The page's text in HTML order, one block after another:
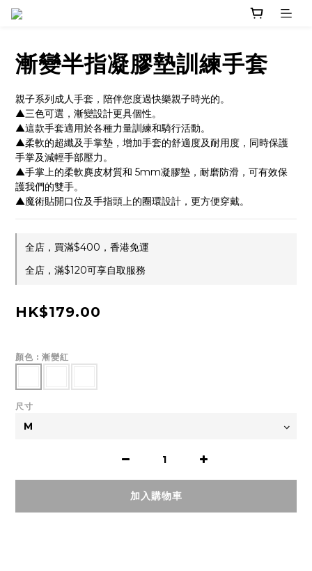
漸變半指凝膠墊訓練手套
親子系列成人手套，陪伴您度過快樂親子時光的。
▲三色可選，漸變設計更具個性。
▲這款手套適用於各種力量訓練和騎行活動。
▲柔軟的超纖及手掌墊，增加手套的舒適度及耐用度，同時保護
手掌及減輕手部壓力。
▲手掌上的柔軟麂皮材質和 5mm凝膠墊，耐磨防滑，可有效保
護我們的雙手。
▲魔術貼開口位及手指頭上的圈環設計，更方便穿戴。
全店，買滿$400，香港免運
全店，滿$120可享自取服務
HK$179.00
顏色 : 漸變紅
尺寸
加入購物車